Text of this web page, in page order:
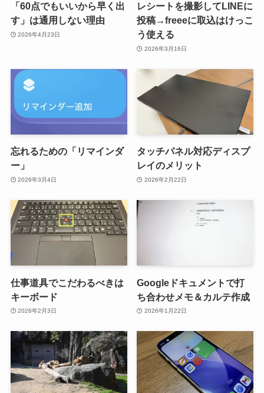
「60点でもいいから早く出
す」は通用しない理由
2026年4月23日
レシートを撮影してLINEに
投稿→freeeに取込はけっこ
う使える
2026年3月16日
忘れるための「リマインダ
ー」
2026年3月4日
タッチパネル対応ディスプ
レイのメリット
2026年2月22日
仕事道具でこだわるべきは
キーボード
2026年2月3日
Googleドキュメントで打
ち合わせメモ＆カルテ作成
2026年1月22日